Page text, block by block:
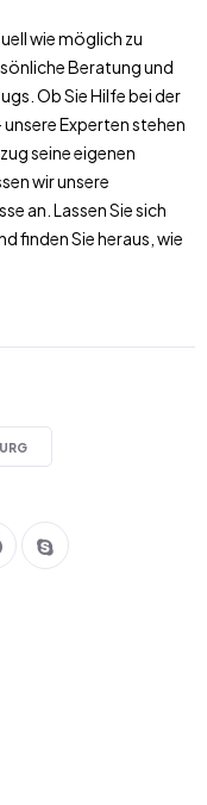
wie möglich zu
Beratung und
Ob Sie Hilfe bei der
Experten stehen
seine eigenen
wir unsere
an. Lassen Sie sich
finden Sie heraus, wie